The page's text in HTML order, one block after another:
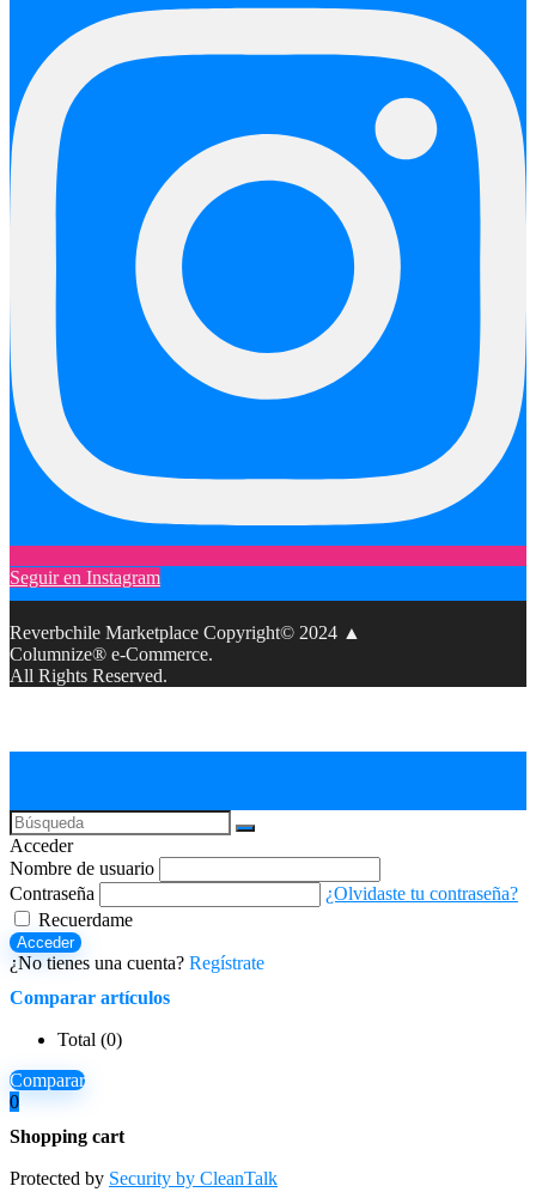
Seguir en Instagram
Reverbchile Marketplace Copyright© 2024 ▲
Columnize® e-Commerce.
All Rights Reserved.
Acceder
Nombre de usuario
Contraseña
¿Olvidaste tu contraseña?
Recuerdame
Acceder
¿No tienes una cuenta? Regístrate
Comparar artículos
Total (0)
Comparar
0
Shopping cart
Protected by Security by CleanTalk